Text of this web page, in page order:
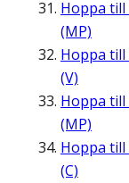
Hoppa till
(MP)
Hoppa till
(V)
Hoppa till
(MP)
Hoppa till
(C)